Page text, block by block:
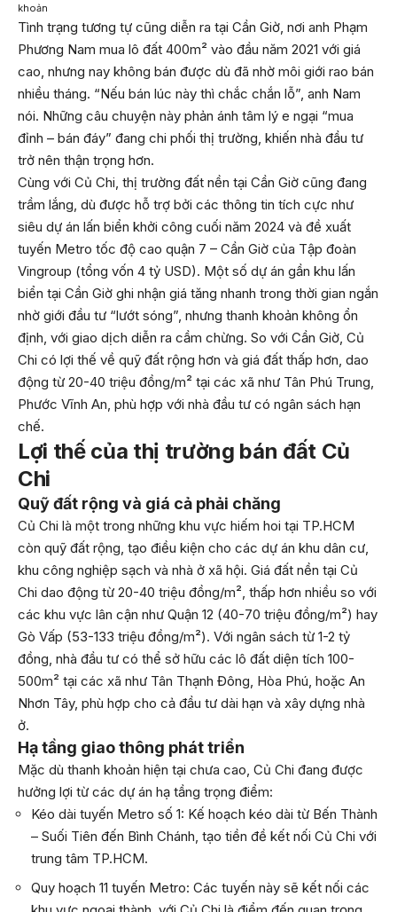
khoản
Tình trạng tương tự cũng diễn ra tại Cần Giờ, nơi anh Phạm
Phương Nam mua lô đất 400m² vào đầu năm 2021 với giá
cao, nhưng nay không bán được dù đã nhờ môi giới rao bán
nhiều tháng. “Nếu bán lúc này thì chắc chắn lỗ”, anh Nam
nói. Những câu chuyện này phản ánh tâm lý e ngại “mua
đỉnh – bán đáy” đang chi phối thị trường, khiến nhà đầu tư
trở nên thận trọng hơn.
Cùng với Củ Chi, thị trường đất nền tại Cần Giờ cũng đang
trầm lắng, dù được hỗ trợ bởi các thông tin tích cực như
siêu dự án lấn biển khởi công cuối năm 2024 và đề xuất
tuyến Metro tốc độ cao quận 7 – Cần Giờ của Tập đoàn
Vingroup (tổng vốn 4 tỷ USD). Một số dự án gần khu lấn
biển tại Cần Giờ ghi nhận giá tăng nhanh trong thời gian ngắn
nhờ giới đầu tư “lướt sóng”, nhưng thanh khoản không ổn
định, với giao dịch diễn ra cầm chừng. So với Cần Giờ, Củ
Chi có lợi thế về quỹ đất rộng hơn và giá đất thấp hơn, dao
động từ 20-40 triệu đồng/m² tại các xã như Tân Phú Trung,
Phước Vĩnh An, phù hợp với nhà đầu tư có ngân sách hạn
chế.
Lợi thế của thị trường bán đất Củ
Chi
Quỹ đất rộng và giá cả phải chăng
Củ Chi là một trong những khu vực hiếm hoi tại TP.HCM
còn quỹ đất rộng, tạo điều kiện cho các dự án khu dân cư,
khu công nghiệp sạch và nhà ở xã hội. Giá đất nền tại Củ
Chi dao động từ 20-40 triệu đồng/m², thấp hơn nhiều so với
các khu vực lân cận như Quận 12 (40-70 triệu đồng/m²) hay
Gò Vấp (53-133 triệu đồng/m²). Với ngân sách từ 1-2 tỷ
đồng, nhà đầu tư có thể sở hữu các lô đất diện tích 100-
500m² tại các xã như Tân Thạnh Đông, Hòa Phú, hoặc An
Nhơn Tây, phù hợp cho cả đầu tư dài hạn và xây dựng nhà
ở.
Hạ tầng giao thông phát triển
Mặc dù thanh khoản hiện tại chưa cao, Củ Chi đang được
hưởng lợi từ các dự án hạ tầng trọng điểm:
Kéo dài tuyến Metro số 1: Kế hoạch kéo dài từ Bến Thành
– Suối Tiên đến Bình Chánh, tạo tiền đề kết nối Củ Chi với
trung tâm TP.HCM.
Quy hoạch 11 tuyến Metro: Các tuyến này sẽ kết nối các